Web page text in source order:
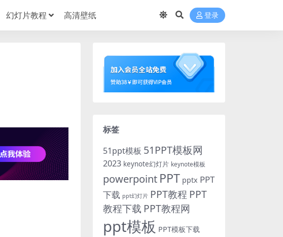
幻灯片教程 高清壁纸 登录
标签
51ppt模板 51PPT模板网
2023 keynote幻灯片 keynote模板
powerpoint PPT pptx PPT
下载 ppt幻灯片 PPT教程 PPT
教程下载 PPT教程网
ppt模板 PPT模板下载